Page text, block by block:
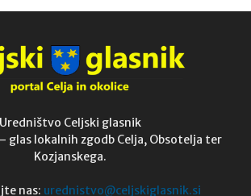
Uredništvo Celjski glasnik
glas lokalnih zgodb Celja, Obsotelja ter
Kozjanskega.
nas: urednistvo@celjskiglasnik.si